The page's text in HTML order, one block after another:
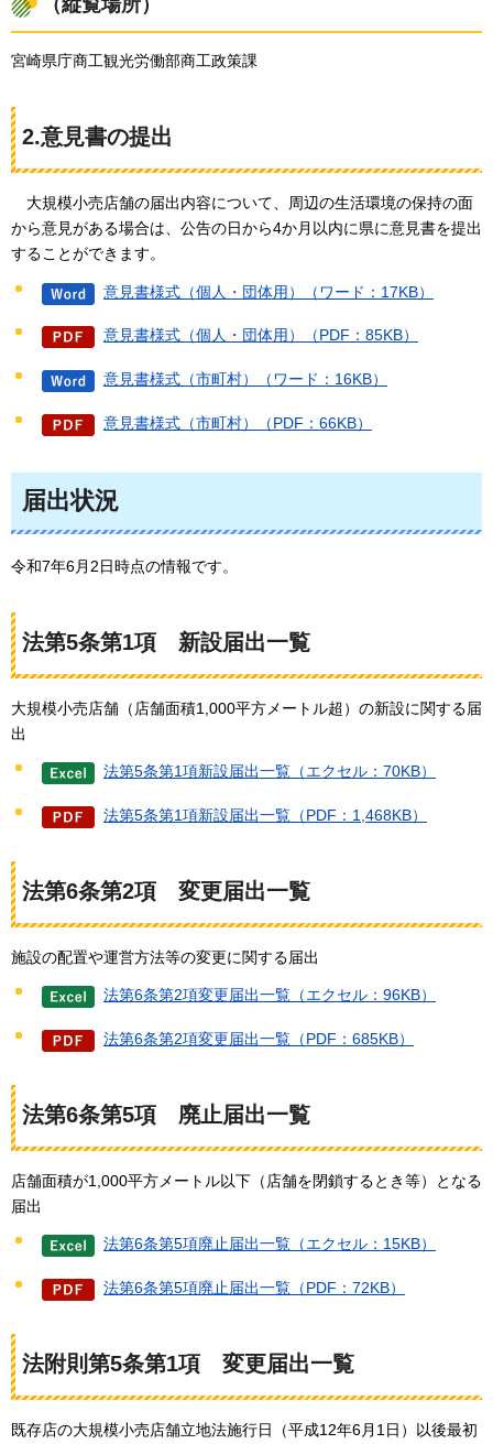
（縦覧場所）
宮崎県庁商工観光労働部商工政策課
2.意見書の提出
大規模小売店舗の届出内容について、周辺の生活環境の保持の面
から意見がある場合は、公告の日から4か月以内に県に意見書を提出
することができます。
意見書様式（個人・団体用）（ワード：17KB）
意見書様式（個人・団体用）（PDF：85KB）
意見書様式（市町村）（ワード：16KB）
意見書様式（市町村）（PDF：66KB）
届出状況
令和7年6月2日時点の情報です。
法第5条第1項 新設届出一覧
大規模小売店舗（店舗面積1,000平方メートル超）の新設に関する届
出
法第5条第1項新設届出一覧（エクセル：70KB）
法第5条第1項新設届出一覧（PDF：1,468KB）
法第6条第2項 変更届出一覧
施設の配置や運営方法等の変更に関する届出
法第6条第2項変更届出一覧（エクセル：96KB）
法第6条第2項変更届出一覧（PDF：685KB）
法第6条第5項 廃止届出一覧
店舗面積が1,000平方メートル以下（店舗を閉鎖するとき等）となる
届出
法第6条第5項廃止届出一覧（エクセル：15KB）
法第6条第5項廃止届出一覧（PDF：72KB）
法附則第5条第1項 変更届出一覧
既存店の大規模小売店舗立地法施行日（平成12年6月1日）以後最初